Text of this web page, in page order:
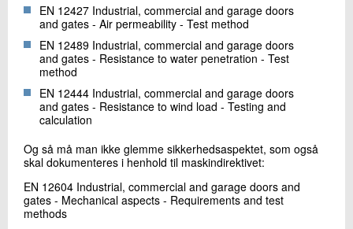
EN 12427 Industrial, commercial and garage doors
and gates - Air permeability - Test method
EN 12489 Industrial, commercial and garage doors
and gates - Resistance to water penetration - Test
method
EN 12444 Industrial, commercial and garage doors
and gates - Resistance to wind load - Testing and
calculation
Og så må man ikke glemme sikkerhedsaspektet, som også
skal dokumenteres i henhold til maskindirektivet:
EN 12604 Industrial, commercial and garage doors and
gates - Mechanical aspects - Requirements and test
methods